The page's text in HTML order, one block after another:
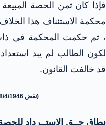
فإذا كان ثمن الحصة
محكمة الاستئناف هذا
، ثم حكمت المحكمة فى
لكون الطالب لم يبد
قد خالفت القانون.
(نقض 18/4/1946 طعن 69 س 15 ق)
نطاق حــق الاستــرداد